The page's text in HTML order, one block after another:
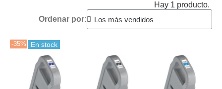
Hay 1 producto.
Ordenar por:
-35% En stock